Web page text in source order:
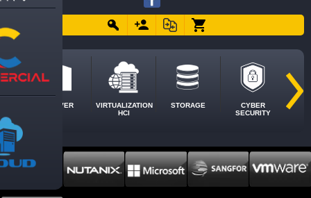
SERVER
VIRTUALIZATION
HCI
STORAGE
CYBER
SECURITY